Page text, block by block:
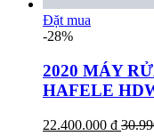
Đặt mua
-28%
2020 MÁY
HAFELE
22.400.000 đ